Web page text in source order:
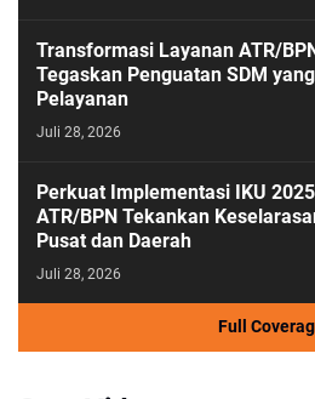
Transformasi Layanan ATR/
Tegaskan Penguatan SDM
Pelayanan
Juli 28, 2026
Perkuat Implementasi IKU
ATR/BPN Tekankan
Pusat dan Daerah
Juli 28, 2026
Full